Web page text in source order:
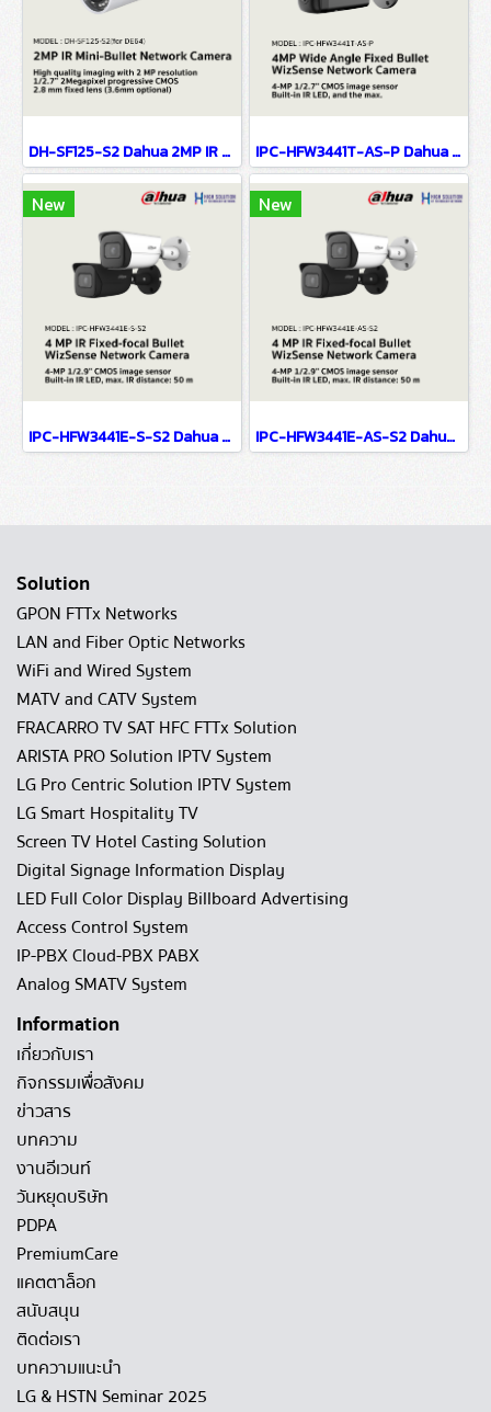
DH-SF125-S2 Dahua 2MP IR Eyeball Network Camera IP Camera CCTV Camera IPC-HFW3441T-AS-P Dahua 4MP Wide Angle Fixed Bullet WizSense Network Camera IP Camera CCTV Camera
New
IPC-HFW3441E-S-S2 Dahua 4 MP IR Fixed-focal Bullet WizSense Network Camera IP Camera CCTV Camera
New
IPC-HFW3441E-AS-S2 Dahua 4 MP IR Fixed-focal Bullet WizSense Network Camera IP Camera CCTV Camera
Solution
GPON FTTx Networks
LAN and Fiber Optic Networks
WiFi and Wired System
MATV and CATV System
FRACARRO TV SAT HFC FTTx Solution
ARISTA PRO Solution IPTV System
LG Pro Centric Solution IPTV System
LG Smart Hospitality TV
Screen TV Hotel Casting Solution
Digital Signage Information Display
LED Full Color Display Billboard Advertising
Access Control System
IP-PBX Cloud-PBX PABX
Analog SMATV System
Information
เกี่ยวกับเรา
กิจกรรมเพื่อสังคม
ข่าวสาร
บทความ
งานอีเวนท์
วันหยุดบริษัท
PDPA
PremiumCare
แคตตาล็อก
สนับสนุน
ติดต่อเรา
บทความแนะนำ
LG & HSTN Seminar 2025